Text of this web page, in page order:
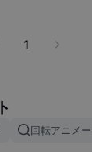
1
回転アニメ